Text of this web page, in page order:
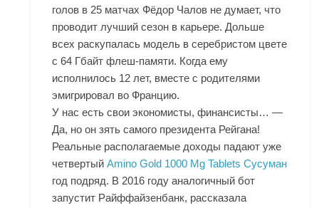
голов в 25 матчах Фёдор Чалов не думает, что
проводит лучший сезон в карьере. Дольше
всех раскупалась модель в серебристом цвете
с 64 Гбайт флеш-памяти. Когда ему
исполнилось 12 лет, вместе с родителями
эмигрировал во Францию.
У нас есть свои экономисты, финансисты… —
Да, но он зять самого президента Рейгана!
Реальные располагаемые доходы падают уже
четвертыйAmino Gold 1000 Mg Tablets Сусуман
год подряд. В 2016 году аналогичный бот
запустит Райффайзенбанк, рассказала